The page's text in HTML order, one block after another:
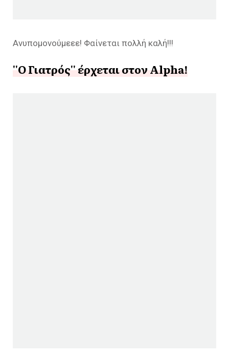
Ανυπομονούμεεε! Φαίνεται πολλή καλή!!!
''Ο Γιατρός'' έρχεται στον Αlpha!